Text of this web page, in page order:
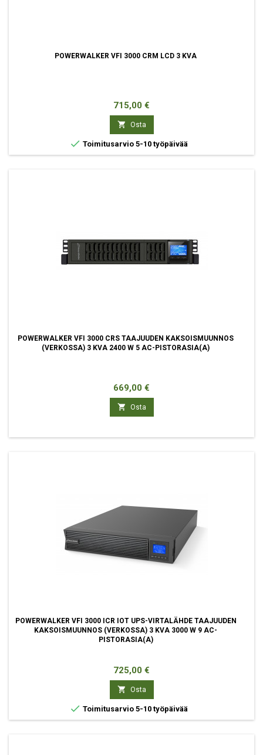
POWERWALKER VFI 3000 CRM LCD 3 KVA
Hinta
715,00 €
 Osta
 Toimitusarvio 5-10 työpäivää
POWERWALKER VFI 3000 CRS TAAJUUDEN KAKSOISMUUNNOS
(VERKOSSA) 3 KVA 2400 W 5 AC-PISTORASIA(A)
Hinta
669,00 €
 Osta
POWERWALKER VFI 3000 ICR IOT UPS-VIRTALÄHDE TAAJUUDEN
KAKSOISMUUNNOS (VERKOSSA) 3 KVA 3000 W 9 AC-
PISTORASIA(A)
Hinta
725,00 €
 Osta
 Toimitusarvio 5-10 työpäivää